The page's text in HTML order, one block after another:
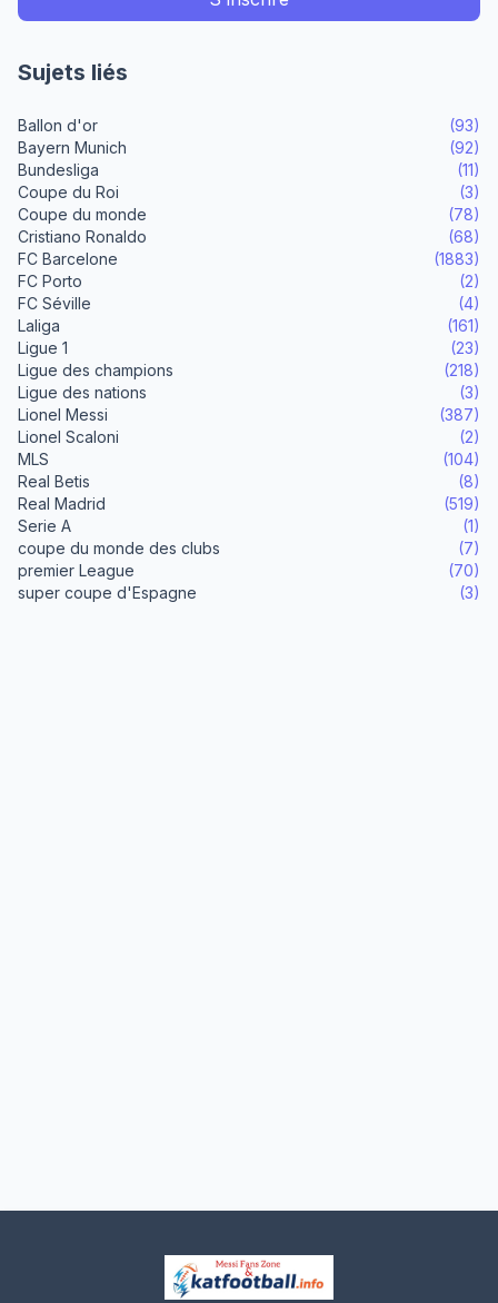
Sujets liés
Ballon d'or
(93)
Bayern Munich
(92)
Bundesliga
(11)
Coupe du Roi
(3)
Coupe du monde
(78)
Cristiano Ronaldo
(68)
FC Barcelone
(1883)
FC Porto
(2)
FC Séville
(4)
Laliga
(161)
Ligue 1
(23)
Ligue des champions
(218)
Ligue des nations
(3)
Lionel Messi
(387)
Lionel Scaloni
(2)
MLS
(104)
Real Betis
(8)
Real Madrid
(519)
Serie A
(1)
coupe du monde des clubs
(7)
premier League
(70)
super coupe d'Espagne
(3)